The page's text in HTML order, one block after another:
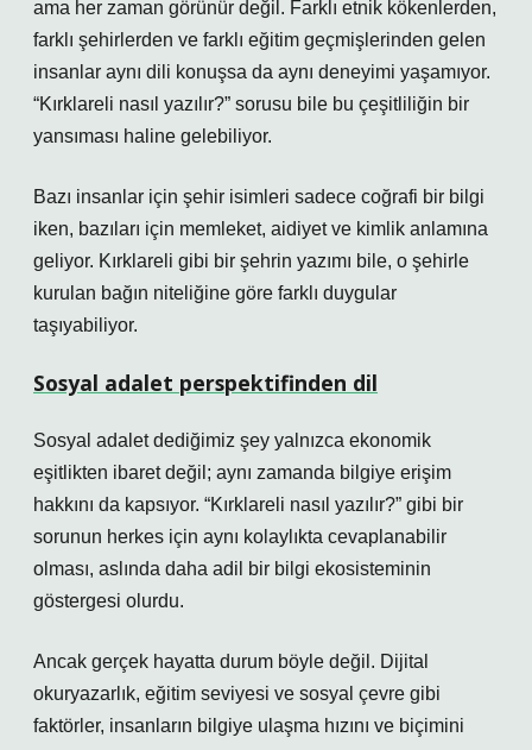
ama her zaman görünür değil. Farklı etnik kökenlerden,
farklı şehirlerden ve farklı eğitim geçmişlerinden gelen
insanlar aynı dili konuşsa da aynı deneyimi yaşamıyor.
“Kırklareli nasıl yazılır?” sorusu bile bu çeşitliliğin bir
yansıması haline gelebiliyor.
Bazı insanlar için şehir isimleri sadece coğrafi bir bilgi
iken, bazıları için memleket, aidiyet ve kimlik anlamına
geliyor. Kırklareli gibi bir şehrin yazımı bile, o şehirle
kurulan bağın niteliğine göre farklı duygular
taşıyabiliyor.
Sosyal adalet perspektifinden dil
Sosyal adalet dediğimiz şey yalnızca ekonomik
eşitlikten ibaret değil; aynı zamanda bilgiye erişim
hakkını da kapsıyor. “Kırklareli nasıl yazılır?” gibi bir
sorunun herkes için aynı kolaylıkta cevaplanabilir
olması, aslında daha adil bir bilgi ekosisteminin
göstergesi olurdu.
Ancak gerçek hayatta durum böyle değil. Dijital
okuryazarlık, eğitim seviyesi ve sosyal çevre gibi
faktörler, insanların bilgiye ulaşma hızını ve biçimini